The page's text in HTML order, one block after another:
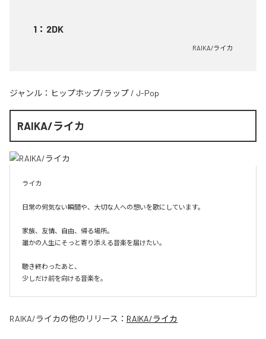
1 ： 2DK
RAIKA/ライカ
ジャンル： ヒップホップ/ラップ / J-Pop
RAIKA/ライカ
ライカ
日常の何気ない瞬間や、大切な人への想いを歌にしています。
家族、友情、自由、帰る場所。
誰かの人生にそっと寄り添える音楽を届けたい。
聴き終わったあと、
少しだけ前を向ける音楽を。
RAIKA/ライカの他のリリース： RAIKA/ライカ